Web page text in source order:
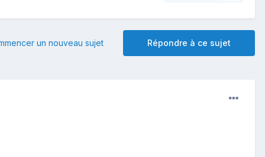
Répondre à ce sujet
un nouveau sujet